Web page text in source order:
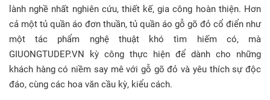
lành nghề nhất nghiên cứu, thiết kế, gia công hoàn thiện. Hơn
cả một tủ quần áo đơn thuần, tủ quần áo gỗ gõ đỏ cổ điển như
một tác phẩm nghệ thuật khó tìm hiếm có, mà
GIUONGTUDEP.VN kỳ công thực hiện để dành cho những
khách hàng có niềm say mê với gỗ gõ đỏ và yêu thích sự độc
đáo, cùng các hoa văn cầu kỳ, kiểu cách.